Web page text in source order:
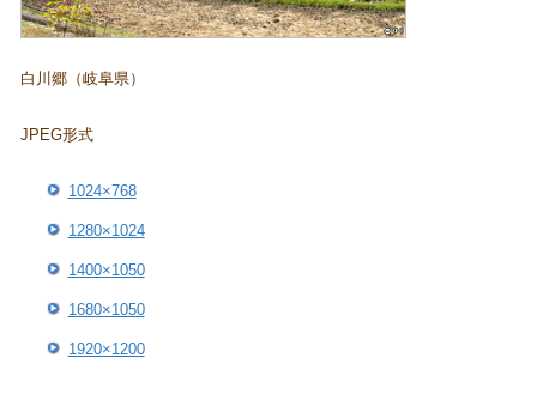
白川郷（岐阜県）
JPEG形式
1024×768
1280×1024
1400×1050
1680×1050
1920×1200